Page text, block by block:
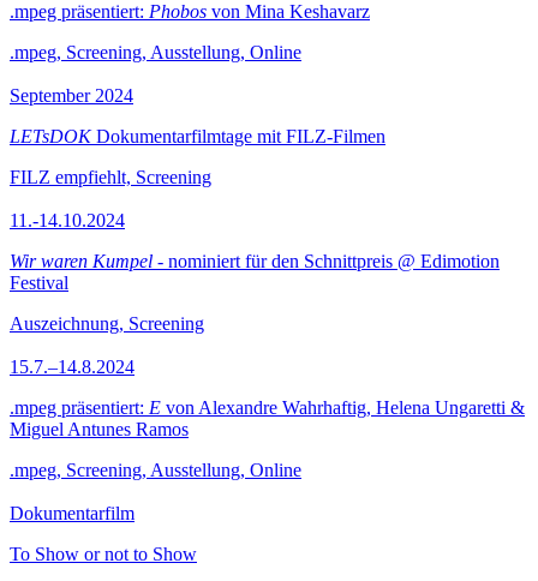
.mpeg präsentiert: Phobos von Mina Keshavarz
.mpeg, Screening, Ausstellung, Online
September 2024
LETsDOKDokumentarfilmtage mit FILZ-Filmen
FILZ empfiehlt, Screening
11.-14.10.2024
Wir waren Kumpel - nominiert für den Schnittpreis @ Edimotion
Festival
Auszeichnung, Screening
15.7.–14.8.2024
.mpeg präsentiert: E von Alexandre Wahrhaftig, Helena Ungaretti &
Miguel Antunes Ramos
.mpeg, Screening, Ausstellung, Online
Dokumentarfilm
To Show or not to Show